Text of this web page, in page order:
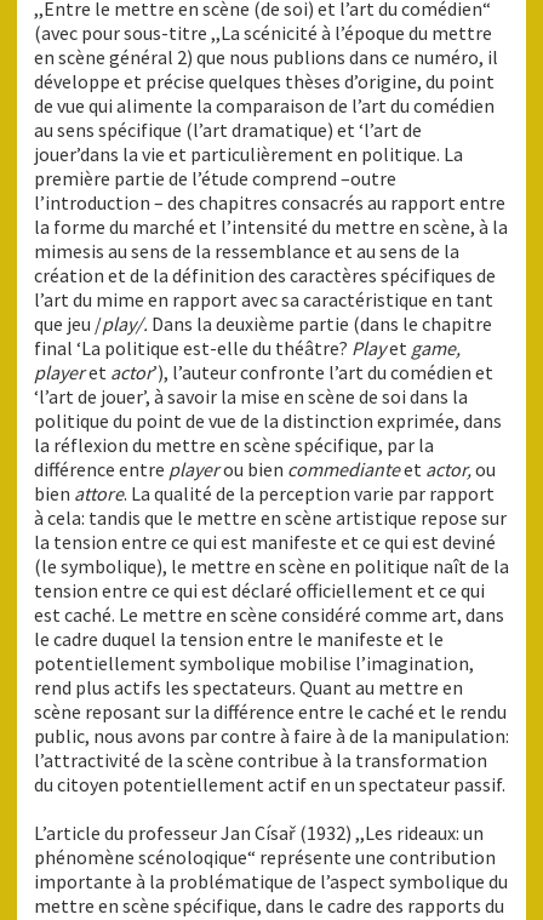
,,Entre le mettre en scène (de soi) et l’art du comédien“
(avec pour sous-titre ,,La scénicité à l’époque du mettre
en scène général 2) que nous publions dans ce numéro, il
développe et précise quelques thèses d’origine, du point
de vue qui alimente la comparaison de l’art du comédien
au sens spécifique (l’art dramatique) et ‘l’art de
jouer’dans la vie et particulièrement en politique. La
première partie de l’étude comprend –outre
l’introduction – des chapitres consacrés au rapport entre
la forme du marché et l’intensité du mettre en scène, à la
mimesis au sens de la ressemblance et au sens de la
création et de la définition des caractères spécifiques de
l’art du mime en rapport avec sa caractéristique en tant
que jeu /play/. Dans la deuxième partie (dans le chapitre
final ‘La politique est-elle du théâtre? Playet game,
playeret actor’), l’auteur confronte l’art du comédien et
‘l’art de jouer’, à savoir la mise en scène de soi dans la
politique du point de vue de la distinction exprimée, dans
la réflexion du mettre en scène spécifique, par la
différence entre playerou bien commedianteet actor,ou
bien attore. La qualité de la perception varie par rapport
à cela: tandis que le mettre en scène artistique repose sur
la tension entre ce qui est manifeste et ce qui est deviné
(le symbolique), le mettre en scène en politique naît de la
tension entre ce qui est déclaré officiellement et ce qui
est caché. Le mettre en scène considéré comme art, dans
le cadre duquel la tension entre le manifeste et le
potentiellement symbolique mobilise l’imagination,
rend plus actifs les spectateurs. Quant au mettre en
scène reposant sur la différence entre le caché et le rendu
public, nous avons par contre à faire à de la manipulation:
l’attractivité de la scène contribue à la transformation
du citoyen potentiellement actif en un spectateur passif.
L’article du professeur Jan Císař (1932) ,,Les rideaux: un
phénomène scénoloqique“ représente une contribution
importante à la problématique de l’aspect symbolique du
mettre en scène spécifique, dans le cadre des rapports du